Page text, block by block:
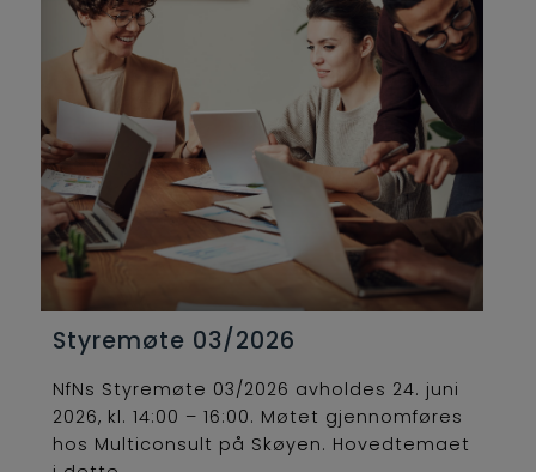
Styremøte 03/2026
NfNs Styremøte 03/2026 avholdes 24. juni
2026, kl. 14:00 – 16:00. Møtet gjennomføres
hos Multiconsult på Skøyen. Hovedtemaet